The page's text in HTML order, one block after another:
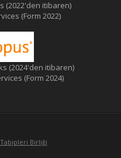
(2022'den itibaren)
(Form 2022)
(2024'den itibaren)
(Form 2024)
Birliği